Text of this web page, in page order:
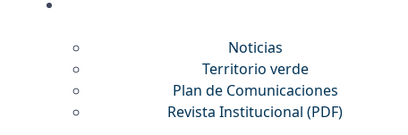
Noticias
Territorio verde
Plan de Comunicaciones
Revista Institucional (PDF)